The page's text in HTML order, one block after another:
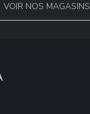
VOIR NOS MAGASINS